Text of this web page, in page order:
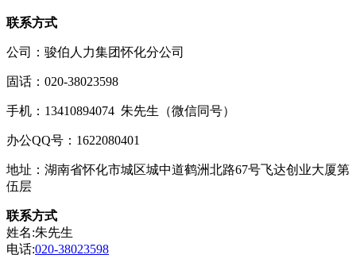
联系方式
公司：骏伯人力集团怀化分公司
固话：020-38023598
手机：13410894074 朱先生（微信同号）
办公QQ号：1622080401
地址：湖南省怀化市城区城中道鹤洲北路67号飞达创业大厦第
伍层
联系方式
姓名:朱先生
电话:020-38023598